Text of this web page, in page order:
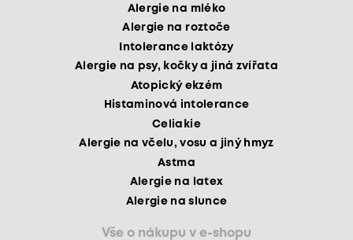
Alergie na mléko
Alergie na roztoče
Intolerance laktózy
Alergie na psy, kočky a jiná zvířata
Atopický ekzém
Histaminová intolerance
Celiakie
Alergie na včelu, vosu a jiný hmyz
Astma
Alergie na latex
Alergie na slunce
Vše o nákupu v e-shopu